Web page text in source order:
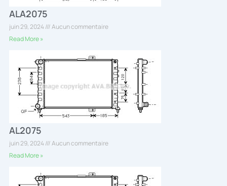
ALA2075
juin 29, 2024
Aucun commentaire
Read More »
AL2075
juin 29, 2024
Aucun commentaire
Read More »